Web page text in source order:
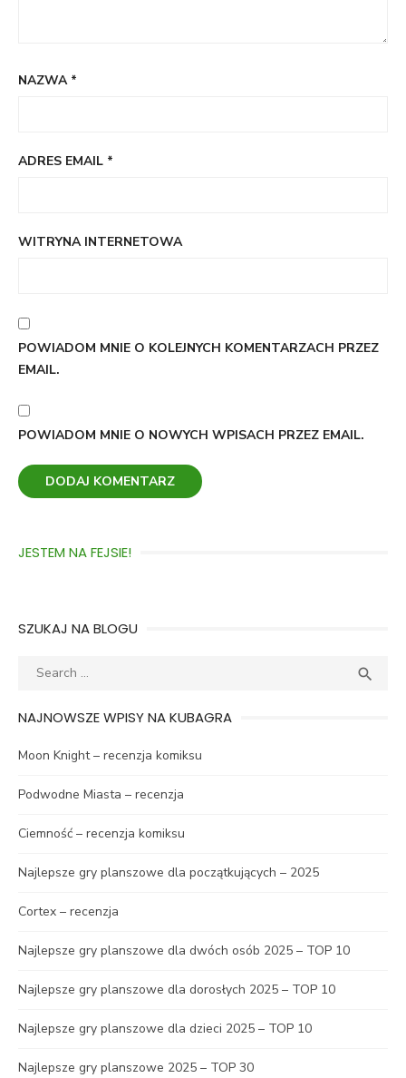
NAZWA *
ADRES EMAIL *
WITRYNA INTERNETOWA
POWIADOM MNIE O KOLEJNYCH KOMENTARZACH PRZEZ
EMAIL.
POWIADOM MNIE O NOWYCH WPISACH PRZEZ EMAIL.
JESTEM NA FEJSIE!
SZUKAJ NA BLOGU
Search

NAJNOWSZE WPISY NA KUBAGRA
Moon Knight – recenzja komiksu
Podwodne Miasta – recenzja
Ciemność – recenzja komiksu
Najlepsze gry planszowe dla początkujących – 2025
Cortex – recenzja
Najlepsze gry planszowe dla dwóch osób 2025 – TOP 10
Najlepsze gry planszowe dla dorosłych 2025 – TOP 10
Najlepsze gry planszowe dla dzieci 2025 – TOP 10
Najlepsze gry planszowe 2025 – TOP 30